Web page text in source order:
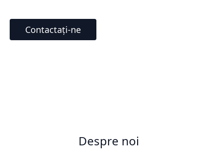
Contactați-ne
Despre noi